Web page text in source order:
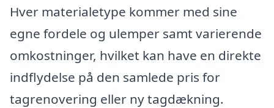
Hver materialetype kommer med sine
egne fordele og ulemper samt varierende
omkostninger, hvilket kan have en direkte
indflydelse på den samlede pris for
tagrenovering eller ny tagdækning.